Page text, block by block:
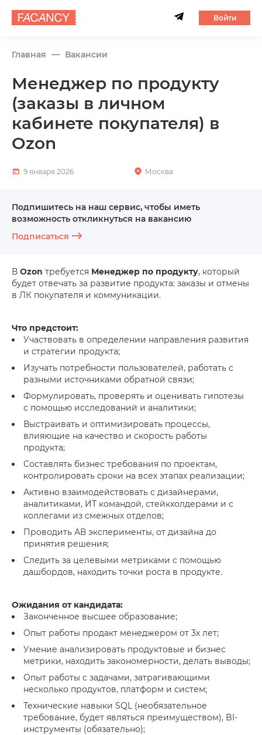
Войти
Главная Вакансии
Менеджер по продукту
(заказы в личном
кабинете покупателя) в
Ozon
9 января 2026 Москва
Подпишитесь на наш сервис, чтобы иметь
возможность откликнуться на вакансию
Подписаться
В Ozon требуется Менеджер по продукту, который
будет отвечать за развитие продукта: заказы и отмены
в ЛК покупателя и коммуникации.
Что предстоит:
Участвовать в определении направления развития
и стратегии продукта;
Изучать потребности пользователей, работать с
разными источниками обратной связи;
Формулировать, проверять и оценивать гипотезы
с помощью исследований и аналитики;
Выстраивать и оптимизировать процессы,
влияющие на качество и скорость работы
продукта;
Составлять бизнес требования по проектам,
контролировать сроки на всех этапах реализации;
Активно взаимодействовать с дизайнерами,
аналитиками, ИТ командой, стейкхолдерами и с
коллегами из смежных отделов;
Проводить АВ эксперименты, от дизайна до
принятия решения;
Следить за целевыми метриками с помощью
дашбордов, находить точки роста в продукте.
Ожидания от кандидата:
Законченное высшее образование;
Опыт работы продакт менеджером от 3х лет;
Умение анализировать продуктовые и бизнес
метрики, находить закономерности, делать выводы;
Опыт работы с задачами, затрагивающими
несколько продуктов, платформ и систем;
Технические навыки SQL (необязательное
требование, будет являться преимуществом), BI-
инструменты (обязательно);